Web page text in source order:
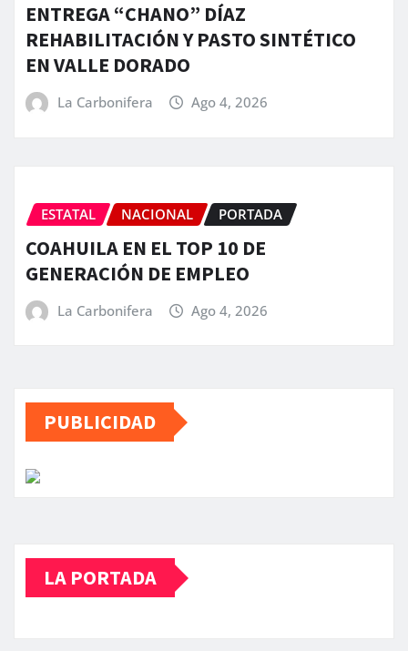
ENTREGA “CHANO” DÍAZ
REHABILITACIÓN Y PASTO SINTÉTICO
EN VALLE DORADO
La Carbonifera Ago 4, 2026
ESTATAL NACIONAL PORTADA
COAHUILA EN EL TOP 10 DE
GENERACIÓN DE EMPLEO
La Carbonifera Ago 4, 2026
PUBLICIDAD
LA PORTADA